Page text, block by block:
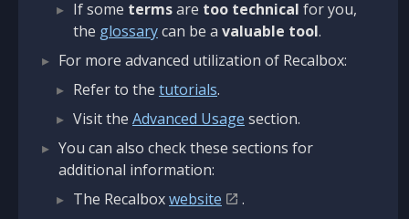
If some termsare too technical for you,
the glossarycan be a valuable tool.
For more advanced utilization of Recalbox:
Refer to the tutorials.
Visit the Advanced Usage section.
You can also check these sections for
additional information:
The Recalboxwebsite
.